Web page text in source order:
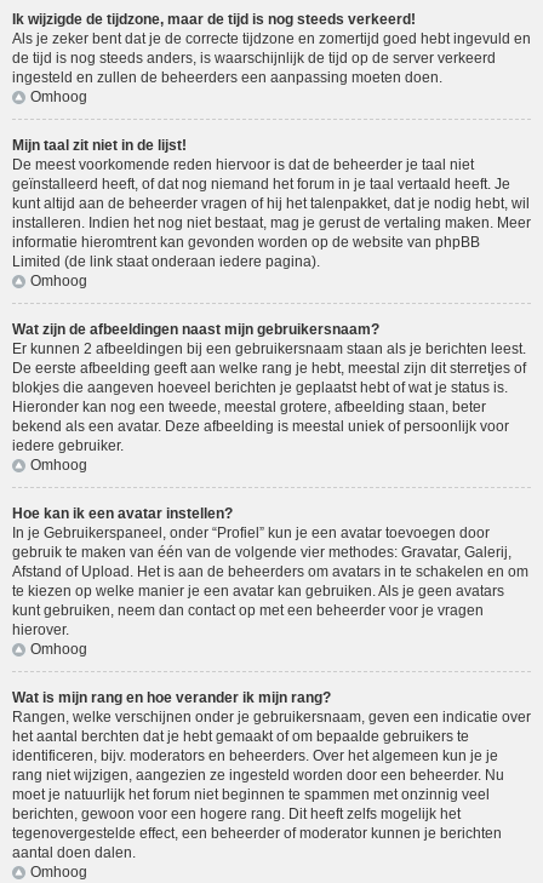
Ik wijzigde de tijdzone, maar de tijd is nog steeds verkeerd!
Als je zeker bent dat je de correcte tijdzone en zomertijd goed hebt ingevuld en
de tijd is nog steeds anders, is waarschijnlijk de tijd op de server verkeerd
ingesteld en zullen de beheerders een aanpassing moeten doen.
Omhoog
Mijn taal zit niet in de lijst!
De meest voorkomende reden hiervoor is dat de beheerder je taal niet
geïnstalleerd heeft, of dat nog niemand het forum in je taal vertaald heeft. Je
kunt altijd aan de beheerder vragen of hij het talenpakket, dat je nodig hebt, wil
installeren. Indien het nog niet bestaat, mag je gerust de vertaling maken. Meer
informatie hieromtrent kan gevonden worden op de website van phpBB
Limited (de link staat onderaan iedere pagina).
Omhoog
Wat zijn de afbeeldingen naast mijn gebruikersnaam?
Er kunnen 2 afbeeldingen bij een gebruikersnaam staan als je berichten leest.
De eerste afbeelding geeft aan welke rang je hebt, meestal zijn dit sterretjes of
blokjes die aangeven hoeveel berichten je geplaatst hebt of wat je status is.
Hieronder kan nog een tweede, meestal grotere, afbeelding staan, beter
bekend als een avatar. Deze afbeelding is meestal uniek of persoonlijk voor
iedere gebruiker.
Omhoog
Hoe kan ik een avatar instellen?
In je Gebruikerspaneel, onder “Profiel” kun je een avatar toevoegen door
gebruik te maken van één van de volgende vier methodes: Gravatar, Galerij,
Afstand of Upload. Het is aan de beheerders om avatars in te schakelen en om
te kiezen op welke manier je een avatar kan gebruiken. Als je geen avatars
kunt gebruiken, neem dan contact op met een beheerder voor je vragen
hierover.
Omhoog
Wat is mijn rang en hoe verander ik mijn rang?
Rangen, welke verschijnen onder je gebruikersnaam, geven een indicatie over
het aantal berchten dat je hebt gemaakt of om bepaalde gebruikers te
identificeren, bijv. moderators en beheerders. Over het algemeen kun je je
rang niet wijzigen, aangezien ze ingesteld worden door een beheerder. Nu
moet je natuurlijk het forum niet beginnen te spammen met onzinnig veel
berichten, gewoon voor een hogere rang. Dit heeft zelfs mogelijk het
tegenovergestelde effect, een beheerder of moderator kunnen je berichten
aantal doen dalen.
Omhoog